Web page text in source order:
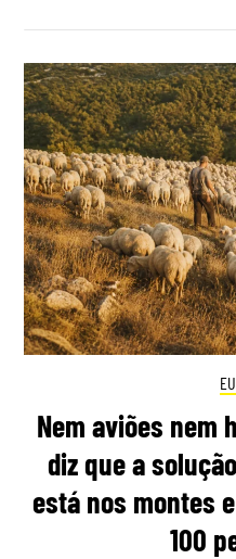
Nem aviões nem
diz que a
está nos montes
100